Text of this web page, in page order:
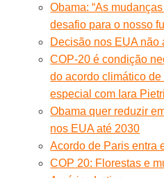
Obama: “As
desafio para o nosso
Decisão nos EUA não
COP-20 é condição
do acordo climático
especial com Iara
Obama quer reduzir
nos EUA até 2030
Acordo de Paris entra
COP 20: Florestas e